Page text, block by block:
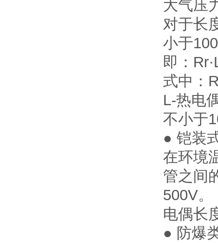
大气压
对于长
小于
即：
式中：
L-热电
不小于
● 铠装
在环境
管之间
500V
电偶长
● 防爆